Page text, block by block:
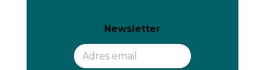
e
w
s
e
w
s
Newsletter